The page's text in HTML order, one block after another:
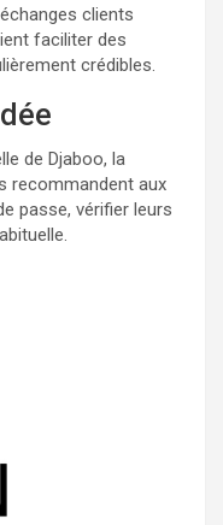
clients
faciliter des
crédibles.
de Djaboo, la
recommandent aux
passe, vérifier leurs